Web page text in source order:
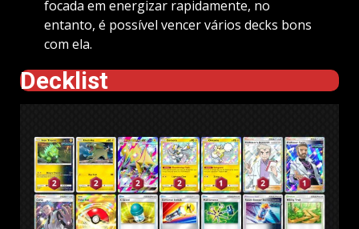
focada em energizar rapidamente, no
entanto, é possível vencer vários decks bons
com ela.
Decklist